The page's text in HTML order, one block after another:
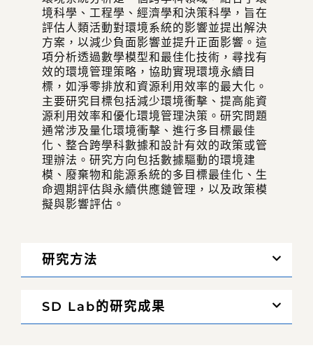
境科學、工程學、經濟學和決策科學，旨在
評估人類活動對環境系統的影響並提出解決
方案，以減少負面影響並提升正面影響。這
項分析透過數學模型和最佳化技術，尋找有
效的環境管理策略，協助實現環境永續目
標，如淨零排放和資源利用效率的最大化。
主要研究目標包括減少環境衝擊、提高能資
源利用效率和優化環境管理決策。研究問題
通常涉及量化環境衝擊、進行多目標最佳
化、整合跨學科數據和設計有效的政策或管
理辦法。研究方向包括數據驅動的環境建
模、廢棄物和能源系統的多目標最佳化、生
命週期評估與永續供應鏈管理，以及政策模
擬與影響評估。
研究方法
SD Lab的研究成果